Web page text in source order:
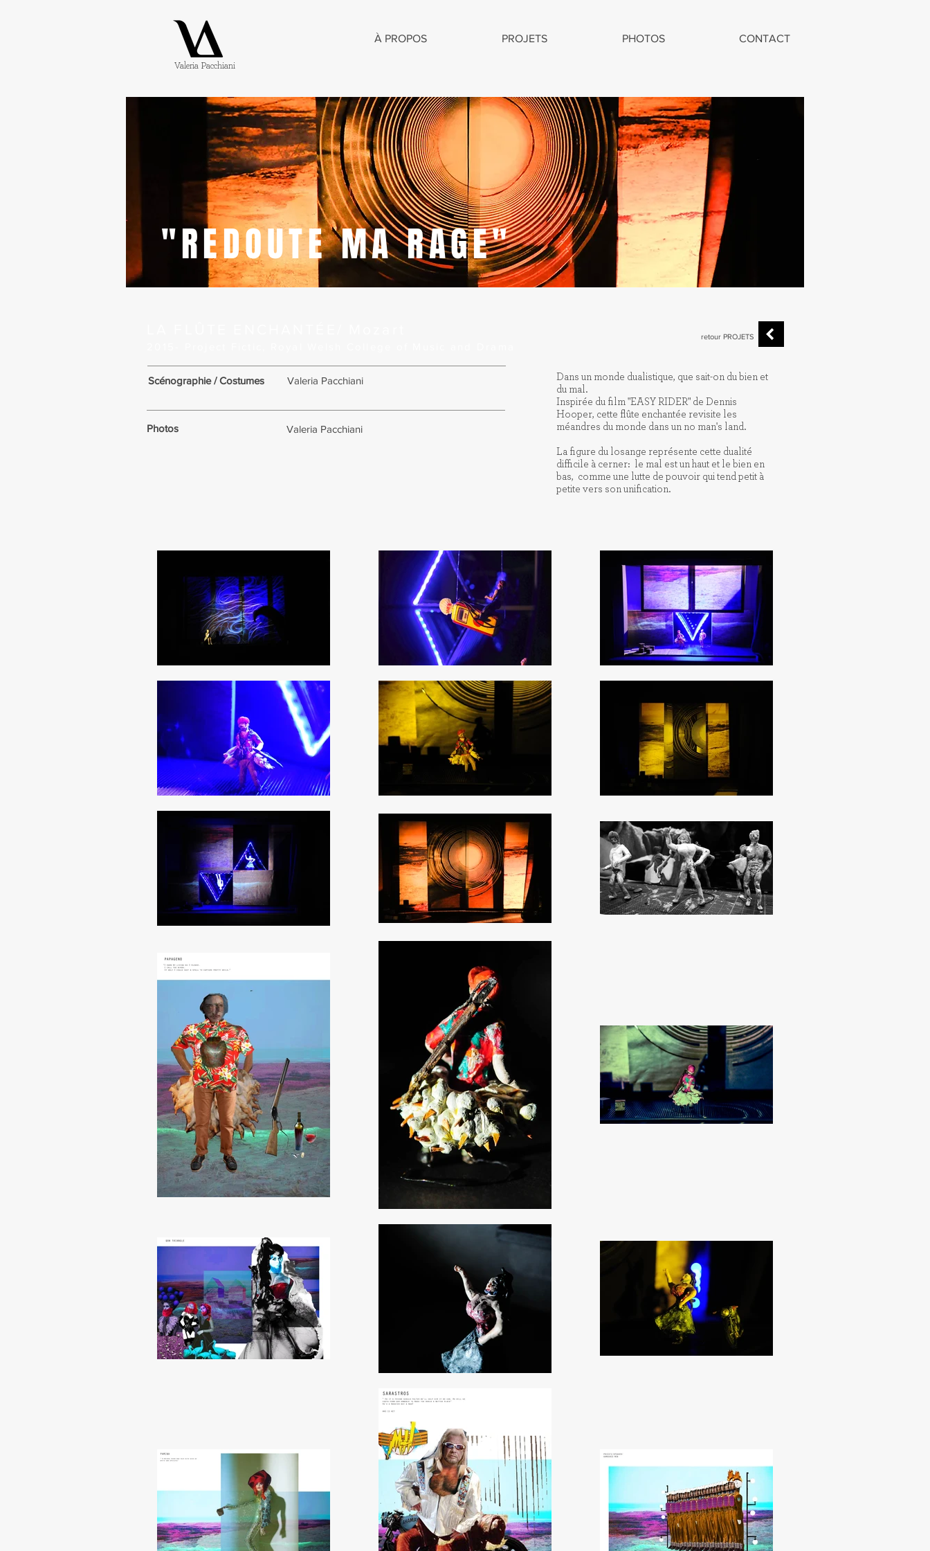
Valeria Pacchiani
À PROPOS PROJETS PHOTOS CONTACT
"REDOUTE MA RAGE"
Scénographie /Costumes Valeria Pacchiani
Photos Valeria Pacchiani
retour PROJETS
Dans un monde dualistique, que sait-on du bien et
du mal.
Inspirée du film "EASY RIDER" de Dennis
Hooper, cette flûte enchantée revisite les
méandres du monde dans un no man's land.
La figure du losange représente cette dualité
difficile à cerner: le mal est un haut et le bien en
bas, comme une lutte de pouvoir qui tend petit à
petite vers son unification.